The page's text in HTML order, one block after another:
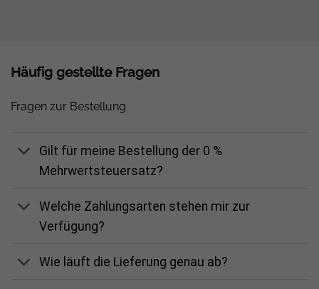
Häufig gestellte Fragen
Fragen zur Bestellung
Gilt für meine Bestellung der 0 %
Mehrwertsteuersatz?
Welche Zahlungsarten stehen mir zur
Verfügung?
Wie läuft die Lieferung genau ab?